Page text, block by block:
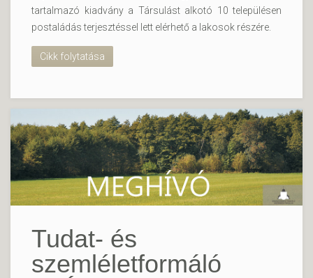
tartalmazó kiadvány a Társulást alkotó 10 településen
postaládás terjesztéssel lett elérhető a lakosok részére.
Cikk folytatása
Tudat- és
szemléletformáló